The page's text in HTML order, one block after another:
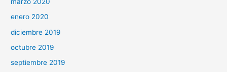
enero 2020
diciembre 2019
octubre 2019
septiembre 2019